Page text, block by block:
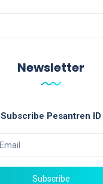
Newsletter
Subscribe Pesantren ID
Subscribe